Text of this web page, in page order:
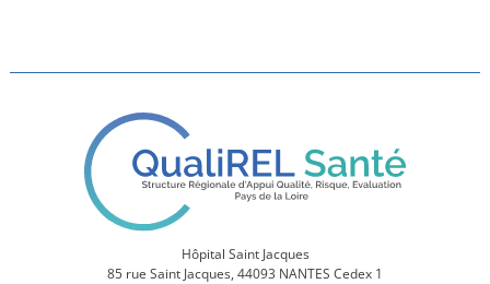
Hôpital Saint Jacques
85 rue Saint Jacques, 44093 NANTES Cedex 1